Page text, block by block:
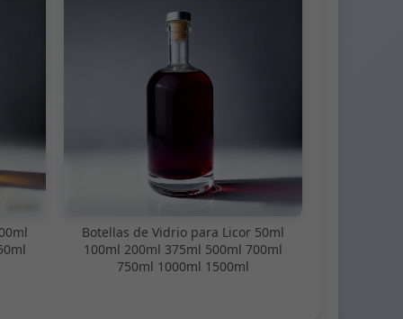
Botellas de Vidrio para Licor 50ml
100ml 200ml 375ml 500ml 700ml
750ml 1000ml 1500ml